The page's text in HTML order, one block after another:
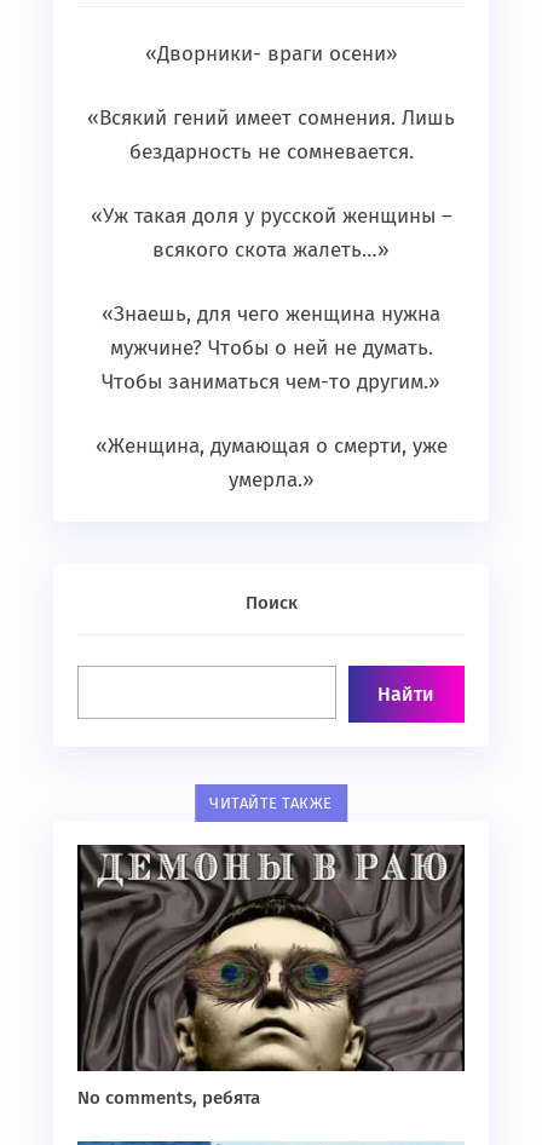
«Дворники- враги осени»
«Всякий гений имеет сомнения. Лишь
бездарность не сомневается.
«Уж такая доля у русской женщины –
всякого скота жалеть…»
«Знаешь, для чего женщина нужна
мужчине? Чтобы о ней не думать.
Чтобы заниматься чем-то другим.»
«Женщина, думающая о смерти, уже
умерла.»
Поиск
ЧИТАЙТЕ ТАКЖЕ
No comments, ребята